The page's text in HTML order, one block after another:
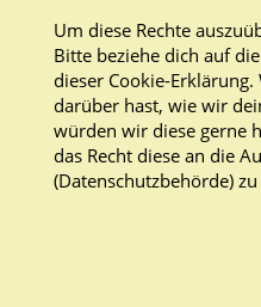
Um diese Rechte
Bitte beziehe dich auf
dieser Cookie-
darüber hast, wie wir
würden wir diese gerne
das Recht diese an die
(Datenschutzbehörde)